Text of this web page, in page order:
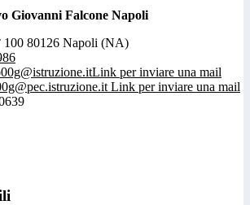
Giovanni Falcone Napoli
100 80126 Napoli (NA)
Link per inviare una mail
Link per inviare una mail